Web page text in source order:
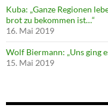
Kuba: „Ganze Regionen
brot zu bekommen ist…“
16. Mai 2019
Wolf Biermann: „Uns ging
15. Mai 2019